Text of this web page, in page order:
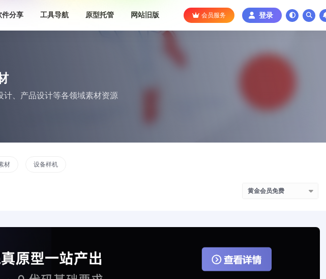
件分享 工具导航 原型托管 网站旧版 会员服务 登录
计、产品设计等各领域素材资源
材 设备样机
黄金会员免费